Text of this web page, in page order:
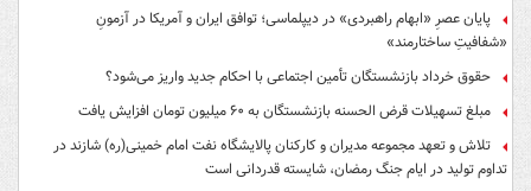
پایان عصرِ «ابهام راهبردی» در دیپلماسی؛ توافق ایران و آمریکا در آزمونِ
«شفافیتِ ساختارمند»
حقوق خرداد بازنشستگان تأمین اجتماعی با احکام جدید واریز می‌شود؟
مبلغ تسهیلات قرض الحسنه بازنشستگان به ۶۰ میلیون تومان افزایش یافت
تلاش و تعهد مجموعه مدیران و کارکنان پالایشگاه نفت امام خمینی(ره) شازند در
تداوم تولید در ایام جنگ رمضان، شایسته قدردانی است